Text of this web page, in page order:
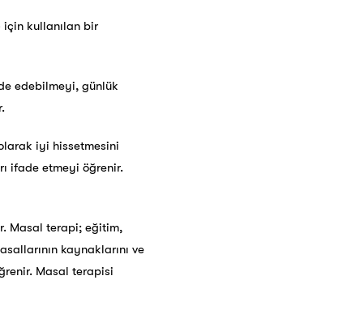
kullanılan bir
edebilmeyi, günlük
iyi hissetmesini
ifade etmeyi öğrenir.
Masal terapi; eğitim,
kaynaklarını ve
Masal terapisi